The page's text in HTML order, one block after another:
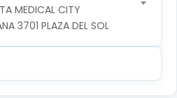
MEDICAL CITY
3701 PLAZA DEL SOL